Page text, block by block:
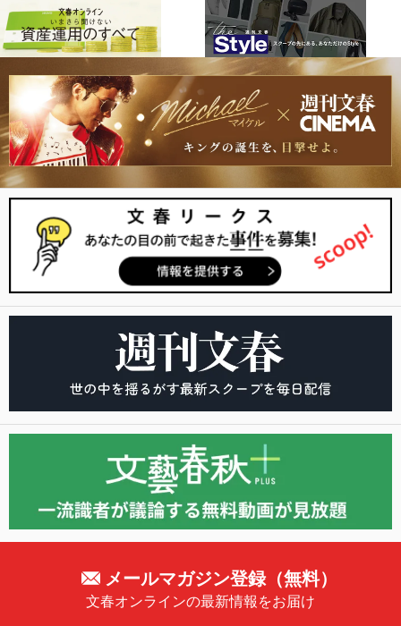
メールマガジン登録（無料）
文春オンラインの最新情報をお届け